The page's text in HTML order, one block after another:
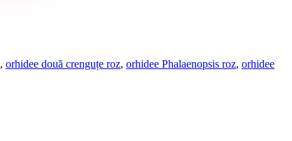
, orhidee două crenguțe roz, orhidee Phalaenopsis roz, orhidee